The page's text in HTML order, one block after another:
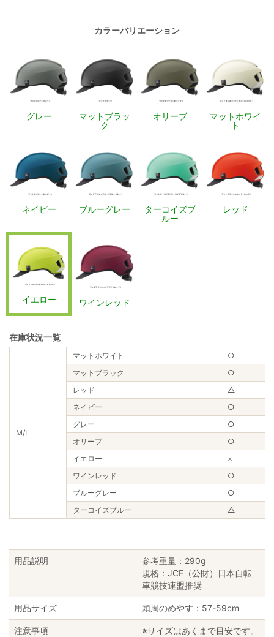
カラーバリエーション
グレー
マットブラッ
ク
オリーブ
マットホワイ
ト
ネイビー ブルーグレー
ターコイズブ
ルー
レッド
イエロー ワインレッド
在庫状況一覧
M/L
マットホワイト
○
マットブラック
○
レッド
△
ネイビー
○
グレー
○
オリーブ
○
イエロー
×
ワインレッド
○
ブルーグレー
○
ターコイズブルー
△
用品説明
参考重量：290g
規格：JCF（公財）日本自転
車競技連盟推奨
用品サイズ 頭周のめやす：57-59cm
注意事項
※サイズはあくまで目安です。